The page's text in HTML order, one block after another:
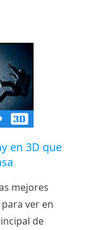
en 3D que
mejores
ver en
de